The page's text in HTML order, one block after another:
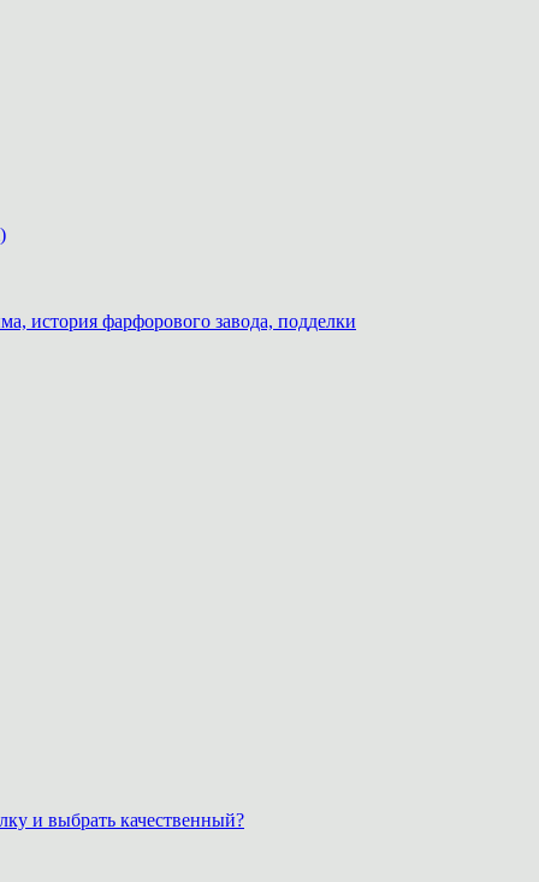
история фарфорового завода, подделки
и выбрать качественный?